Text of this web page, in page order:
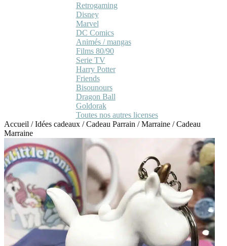
Retrogaming
Disney
Marvel
DC Comics
Animés / mangas
Films 80/90
Serie TV
Harry Potter
Friends
Bisounours
Dragon Ball
Goldorak
Toutes nos autres licenses
Accueil /Idées cadeaux /Cadeau Parrain / Marraine /Cadeau
Marraine